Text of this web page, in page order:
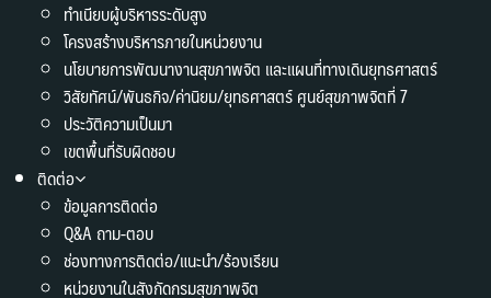
ทำเนียบผู้บริหารระดับสูง
โครงสร้างบริหารภายในหน่วยงาน
นโยบายการพัฒนางานสุขภาพจิต และแผนที่ทางเดินยุทธศาสตร์
วิสัยทัศน์/พันธกิจ/ค่านิยม/ยุทธศาสตร์ ศูนย์สุขภาพจิตที่ 7
ประวัติความเป็นมา
เขตพื้นที่รับผิดชอบ
ติดต่อ
ข้อมูลการติดต่อ
Q&A ถาม-ตอบ
ช่องทางการติดต่อ/แนะนำ/ร้องเรียน
หน่วยงานในสังกัดกรมสุขภาพจิต